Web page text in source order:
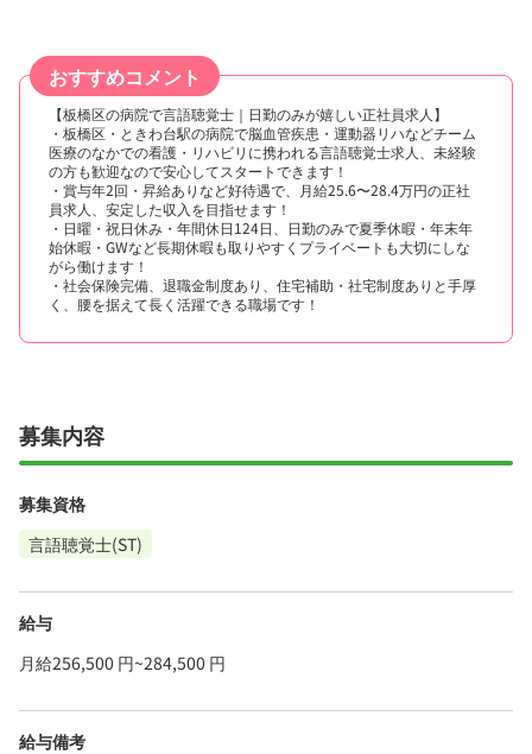
おすすめコメント
【板橋区の病院で言語聴覚士｜日勤のみが嬉しい正社員求人】
・板橋区・ときわ台駅の病院で脳血管疾患・運動器リハなどチーム
医療のなかでの看護・リハビリに携われる言語聴覚士求人、未経験
の方も歓迎なので安心してスタートできます！
・賞与年2回・昇給ありなど好待遇で、月給25.6〜28.4万円の正社
員求人、安定した収入を目指せます！
・日曜・祝日休み・年間休日124日、日勤のみで夏季休暇・年末年
始休暇・GWなど長期休暇も取りやすくプライベートも大切にしな
がら働けます！
・社会保険完備、退職金制度あり、住宅補助・社宅制度ありと手厚
く、腰を据えて長く活躍できる職場です！
募集内容
募集資格
言語聴覚士(ST)
給与
月給256,500 円~284,500 円
給与備考